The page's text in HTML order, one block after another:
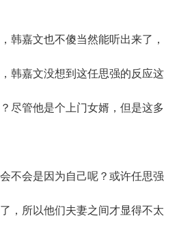
嘉文也不傻当然能听出来了，
韩嘉文没想到这任思强的反应这
尽管他是个上门女婿，但是这多
会是因为自己呢？或许任思强
，所以他们夫妻之间才显得不太